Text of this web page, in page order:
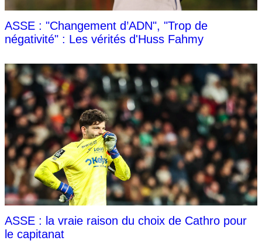
ASSE : "Changement d’ADN", "Trop de
négativité" : Les vérités d'Huss Fahmy
ASSE : la vraie raison du choix de Cathro pour
le capitanat